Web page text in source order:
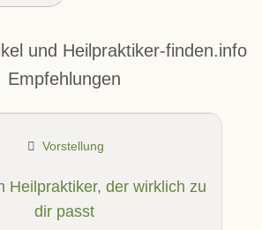
und Heilpraktiker-finden.info
Empfehlungen
Heilpraktiker, der wirklich zu
dir passt
Vorstellung